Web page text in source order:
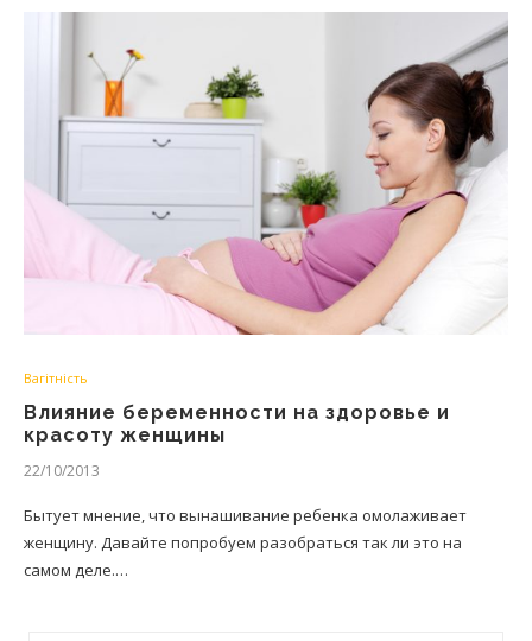
Вагітність
Влияние беременности на здоровье и
красоту женщины
22/10/2013
Бытует мнение, что вынашивание ребенка омолаживает
женщину. Давайте попробуем разобраться так ли это на
самом деле.…